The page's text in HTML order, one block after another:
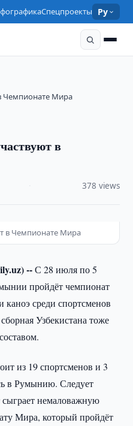
Спецпроекты Ру
Чемпионате Мира
в
378 views
в Чемпионате Мира
--С 28 июля по 5
пройдёт чемпионат
каноэ среди спортсменов
Узбекистана тоже
из 19 спортсменов и 3
в Румынию. Следует
сыграет немаловажную
Мира, который пройдёт